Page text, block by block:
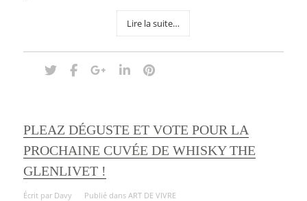
Lire la suite…
PLEAZ DÉGUSTE ET VOTE POUR LA
PROCHAINE CUVÉE DE WHISKY THE
GLENLIVET !
Écrit par Davy Publié dans ART DE VIVRE